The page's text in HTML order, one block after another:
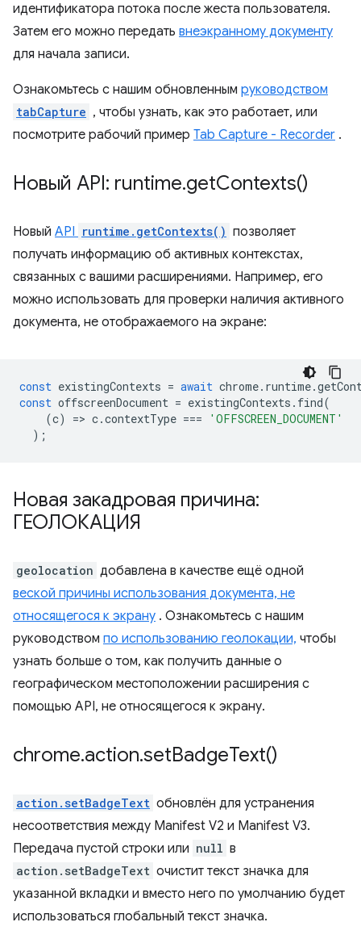
идентификатора потока после жеста пользователя.
Затем его можно передать внеэкранному документу
для начала записи.
Ознакомьтесь с нашим обновленным руководством
tabCapture , чтобы узнать, как это работает, или
посмотрите рабочий пример Tab Capture - Recorder .
Новый API: runtime.getContexts()
Новый API runtime.getContexts() позволяет
получать информацию об активных контекстах,
связанных с вашими расширениями. Например, его
можно использовать для проверки наличия активного
документа, не отображаемого на экране:
const existingContexts = await chrome. runtime.
const offscreenDocument = existingContexts . find(
(c) => c.contextType ===
'OFFSCREEN_DOCUMENT'
);
Новая закадровая причина:
ГЕОЛОКАЦИЯ
geolocation добавлена в качестве ещё одной
веской причины использования документа, не
относящегося к экрану . Ознакомьтесь с нашим
руководством по использованию геолокации, чтобы
узнать больше о том, как получить данные о
географическом местоположении расширения с
помощью API, не относящегося к экрану.
chrome.action.setBadgeText()
action.setBadgeText обновлён для устранения
несоответствия между Manifest V2 и Manifest V3.
Передача пустой строки или null в
action.setBadgeText очистит текст значка для
указанной вкладки и вместо него по умолчанию будет
использоваться глобальный текст значка.